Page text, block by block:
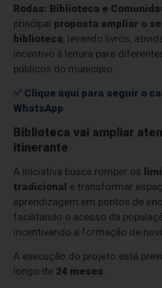
Rodas: Biblioteca e
principal proposta ampliar o
biblioteca, levando livros,
incentivo à leitura para
públicos do município.
✅ Clique aqui para seguir o
WhatsApp
Biblioteca vai ampliar
itinerante
A iniciativa busca romper os
tradicional e transformar
aprendizagem em pontos de
facilitando o acesso da
incentivando a formação de
A execução do projeto está
longo de 24 meses